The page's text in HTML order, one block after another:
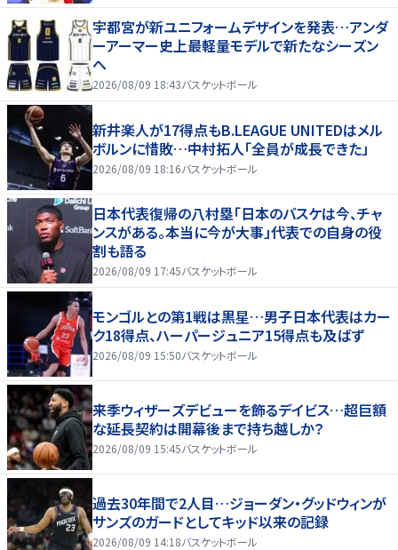
宇都宮が新ユニフォームデザインを発表…アンダ
ーアーマー史上最軽量モデルで新たなシーズン
へ
2026/08/09 18:43バスケットボール
新井楽人が17得点もB.LEAGUE UNITEDはメル
ボルンに惜敗…中村拓人「全員が成長できた」
2026/08/09 18:16バスケットボール
日本代表復帰の八村塁「日本のバスケは今、チャ
ンスがある。本当に今が大事」代表での自身の役
割も語る
2026/08/09 17:45バスケットボール
モンゴルとの第1戦は黒星…男子日本代表はカー
ク18得点、ハーパージュニア15得点も及ばず
2026/08/09 15:50バスケットボール
来季ウィザーズデビューを飾るデイビス…超巨額
な延長契約は開幕後まで持ち越しか？
2026/08/09 15:45バスケットボール
過去30年間で2人目…ジョーダン・グッドウィンが
サンズのガードとしてキッド以来の記録
2026/08/09 14:18バスケットボール